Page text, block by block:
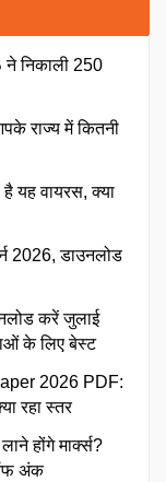
निकाली 250
राज्य में कितनी
यह वायरस, क्या
2026, डाउनलोड
करें जुलाई
के लिए बेस्ट
2026 PDF:
रहा स्तर
होंगे मार्क्स?
अंक